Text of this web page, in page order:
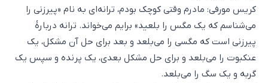
کریس مورفی: مادرم وقتی کوچک بودم، ترانه‌ای به نام «پیرزنی را
می‌شناسم که یک مگس را بلعید» برایم می‌خواند. ترانه دربارهٔ
پیرزنی است که مگسی را می‌بلعد و بعد برای حل آن مشکل، یک
عنکبوت را می‌بلعد و برای حل مشکل بعدی، یک پرنده و سپس یک
گربه و یک سگ را می‌بلعد.